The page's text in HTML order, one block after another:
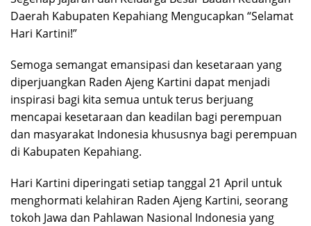
Daerah Kabupaten Kepahiang Mengucapkan “Selamat
Hari Kartini!”
Semoga semangat emansipasi dan kesetaraan yang
diperjuangkan Raden Ajeng Kartini dapat menjadi
inspirasi bagi kita semua untuk terus berjuang
mencapai kesetaraan dan keadilan bagi perempuan
dan masyarakat Indonesia khususnya bagi perempuan
di Kabupaten Kepahiang.
Hari Kartini diperingati setiap tanggal 21 April untuk
menghormati kelahiran Raden Ajeng Kartini, seorang
tokoh Jawa dan Pahlawan Nasional Indonesia yang